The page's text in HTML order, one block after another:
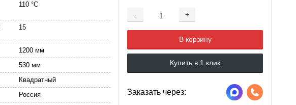
- +
Добавляется...
В корзину
Добавлен
Купить в 1 клик
Заказать через:
110 °C
15
1200 мм
530 мм
Квадратный
Россия